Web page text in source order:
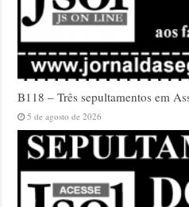
B118 – Três sepultamentos em
5 de agosto de 2026